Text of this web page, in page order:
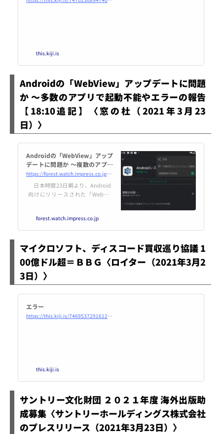
this.kiji.is
Androidの「WebView」アップデートに問題
か ～多数のアプリで起動不能やエラーの報告
【18:10追記】〈窓の杜（2021年3月23
日）〉
Androidの「WebView」アップ
デートに問題か ～複数のアプリ
で起動不能やエラーの報告相次
ぐ【18:10追記】／「WebVie
w」と「Google Chrome」を最
新版に更新することで解消
https://forest.watch.impress.co.jp/docs/news/1313757.html
日本時間23日朝より、Android
向けにリリースされた「WebVie
のアプリが起動できなかった
り、“繰り返し停止しています”と
だ。
forest.watch.impress.co.jp
マイクロソフト、ディスコード買収巡り協議 1
00億ドル超＝ＢＢＧ〈ロイター（2021年3月2
3日）〉
エラー
https://this.kiji.is/746953729161281536?c=491375730748638305
this.kiji.is
サントリー文化財団 ２０２１年度 海外出版助
成募集〈サントリーホールディングス株式会社
のプレスリリース（2021年3月23日）〉